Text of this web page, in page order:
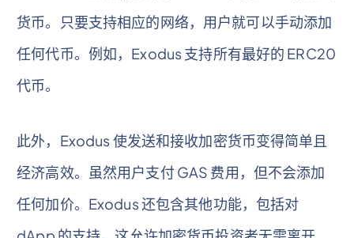
货币。只要支持相应的网络，用户就可以手动添加
任何代币。例如，Exodus 支持所有最好的 ERC20
代币。
此外，Exodus 使发送和接收加密货币变得简单且
经济高效。虽然用户支付 GAS 费用，但不会添加
任何加价。Exodus 还包含其他功能，包括对